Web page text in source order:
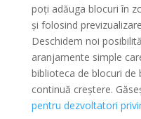
poți adăuga blocuri în
și folosind
Deschidem noi
aranjamente simple
biblioteca de blocuri de
continuă creștere.
pentru dezvoltatori